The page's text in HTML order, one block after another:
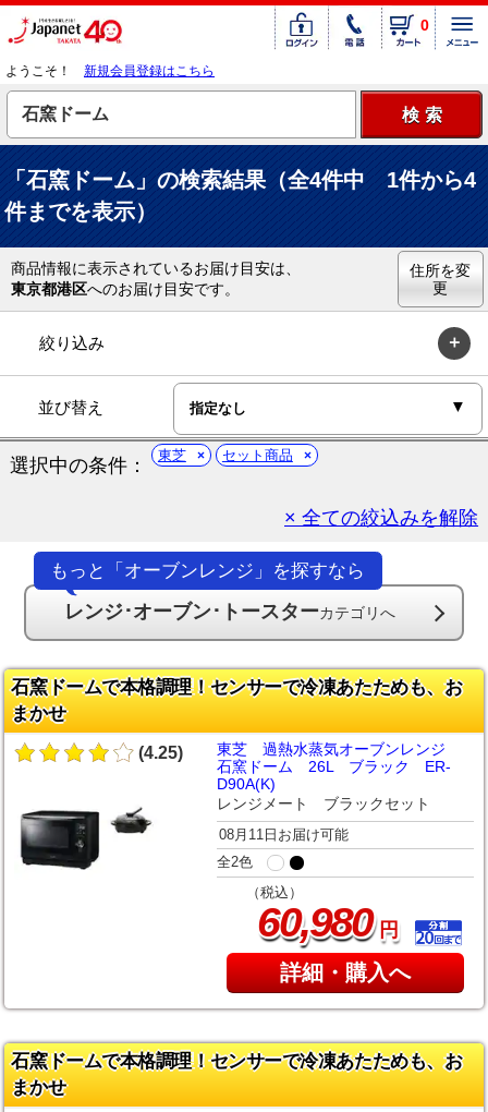
0
ようこそ！ 新規会員登録はこちら
「石窯ドーム」の検索結果（全4件中 1件から4
件までを表示）
商品情報に表示されているお届け目安は、
東京都港区へのお届け目安です。
住所を変
更
絞り込み
並び替え
選択中の条件： 東芝 セット商品
× 全ての絞込みを解除
もっと「オーブンレンジ」を探すなら
レンジ･オーブン･トースターカテゴリへ
石窯ドームで本格調理！センサーで冷凍あたためも、お
まかせ
(4.25)
東芝 過熱水蒸気オーブンレンジ
石窯ドーム 26L ブラック ER-
D90A(K)
レンジメート ブラックセット
08月11日お届け可能
全2色
（税込）
60,980円
詳細・購入へ
石窯ドームで本格調理！センサーで冷凍あたためも、お
まかせ